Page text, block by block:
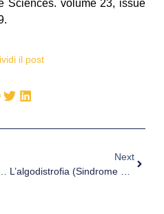
Sciences. volume 23, issue
il post
Next